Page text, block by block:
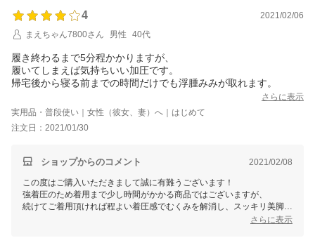
4
2021/02/06
まえちゃん7800さん
男性 40代
履き終わるまで5分程かかりますが、
履いてしまえば気持ちいい加圧です。
帰宅後から寝る前までの時間だけでも浮腫みみが取れます。
さらに表示
実用品・普段使い｜女性（彼女、妻）へ｜はじめて
注文日：2021/01/30
ショップからのコメント 2021/02/08
この度はご購入いただきまして誠に有難うございます！
強着圧のため着用まで少し時間がかかる商品ではございますが、
続けてご着用頂ければ程よい着圧感でむくみを解消し、スッキリ美脚へ
さらに表示